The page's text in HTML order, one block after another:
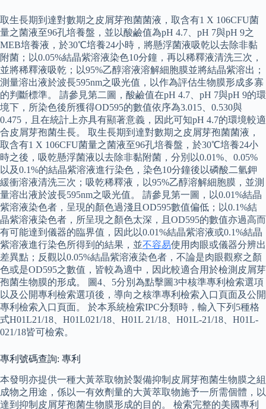
取生長期到達對數期之皮屑芽孢菌菌液，取含有1 X 106CFU菌
量之菌液至96孔培養盤，並以酸鹼值為pH 4.7、pH 7與pH 9之
MEB培養液，於30℃培養24小時，將懸浮菌液吸乾以去除非黏
附菌；以0.05%結晶紫溶液染色10分鐘，再以稀釋液清洗三次，
並將稀釋液吸乾；以95%乙醇溶液溶解細胞膜並將結晶紫溶出；
測量溶出液於波長595nm之吸光值，以作為評估生物膜形成多寡
的判斷標準。 請參見第二圖，酸鹼值在pH 4.7、pH 7與pH 9的環
境下，所染色後所獲得OD595的數值依序為3.015、0.530與
0.475，且在統計上亦具有顯著意義，因此可知pH 4.7的環境較適
合皮屑芽孢菌生長。 取生長期到達對數期之皮屑芽孢菌菌液，
取含有1 X 106CFU菌量之菌液至96孔培養盤，於30℃培養24小
時之後，吸乾懸浮菌液以去除非黏附菌，分別以0.01%、0.05%
以及0.1%的結晶紫溶液進行染色，染色10分鐘後以磷酸二氫鉀
緩衝溶液清洗三次；吸乾稀釋液，以95%乙醇溶解細胞膜，並測
量溶出液於波長595nm之吸光值。 請參見第一圖，以0.01%結晶
紫溶液染色者，呈現的顏色過淺且OD595數值偏低；以0.1%結
晶紫溶液染色者，所呈現之顏色太深，且OD595的數值亦過高而
有可能達到儀器的臨界值，因此以0.01%結晶紫溶液或0.1%結晶
紫溶液進行染色所得到的結果，並不容易使用肉眼或儀器分辨出
差異點；反觀以0.05%結晶紫溶液染色者，不論是肉眼觀察之顏
色或是OD595之數值，皆較為適中，因此較適合用於檢測皮屑芽
孢菌生物膜的形成。 圖4、5分別為點擊圖3中核準專利檢索選項
以及公開專利檢索選項後，導向之核準專利檢索入口頁面及公開
專利檢索入口頁面。 於本系統檢索IPC分類時，輸入下列5種格
式H01L21/18、H01L021/18、H01L 21/18、H01L-21/18、H01L-
021/18皆可檢索。
專利號碼查詢: 專利
本發明亦提供一種大黃萃取物於製備抑制皮屑芽孢菌生物膜之組
成物之用途，係以一有效劑量的大黃萃取物施予一所需個體，以
達到抑制皮屑芽孢菌生物膜形成的目的。 檢索完整的美國專利